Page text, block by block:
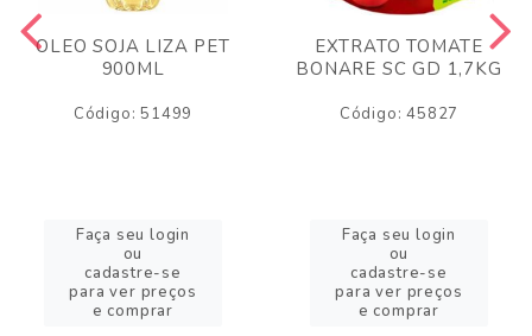
OLEO SOJA LIZA PET
900ML
Código: 51499
Faça seu login
ou
cadastre-se
para ver preços
e comprar
EXTRATO TOMATE
BONARE SC GD 1,7KG
Código: 45827
Faça seu login
ou
cadastre-se
para ver preços
e comprar